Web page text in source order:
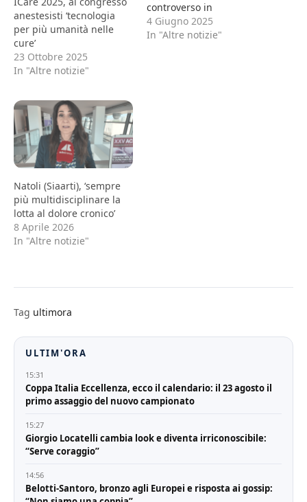
anestesisti ‘tecnologia
per più umanità nelle
cure’
23 Ottobre 2025
In "Altre notizie"
controverso in
quest'ultimo periodo
sull'onda lunga di quello
4 Giugno 2025
In "Altre notizie"
Natoli (Siaarti), ‘sempre
più multidisciplinare la
lotta al dolore cronico’
8 Aprile 2026
In "Altre notizie"
Tag ultimora
ULTIM'ORA
15:31
Coppa Italia Eccellenza, ecco il calendario: il 23 agosto il
primo assaggio del nuovo campionato
15:27
Giorgio Locatelli cambia look e diventa irriconoscibile:
“Serve coraggio”
14:56
Belotti-Santoro, bronzo agli Europei e risposta ai gossip: